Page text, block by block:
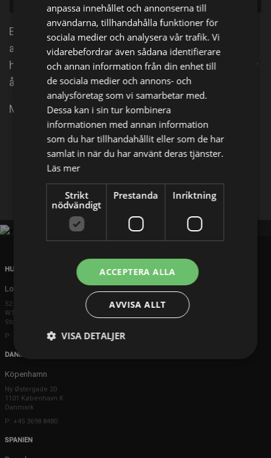
Action
Ett kriminellt geni överlämnar sig själv till FBI-
agenten Elizabeth Keen och erbjuder sig att hjälpa
henne jaga de brottslingar han spenderat hela sitt liv
åt att skydda.
Men frågan är: vilka är hans avsikter?
Facebook X E-postadress
HUVUDKONTOR
London
52 Brook Street
W1K 5DS London
Storbritannien
P: +44 203 608 8181
DANMARK
Köpenhamn
Ny Østergade 20
1101 København K
Danmark
P: +45 3698 8480
SPANIEN
anpassa innehållet och annonserna till
användarna, tillhandahålla funktioner för
sociala medier och analysera vår trafik. Vi
vidarebefordrar även sådana identifierare
och annan information från din enhet till
de sociala medier och annons- och
analysföretag som vi samarbetar med.
Dessa kan i sin tur kombinera
informationen med annan information
som du har tillhandahållit eller som de har
samlat in när du har använt deras tjänster.
Läs mer
Strikt
nödvändigt
Prestanda Inriktning
ACCEPTERA ALLA
AVVISA ALLT
VISA DETALJER